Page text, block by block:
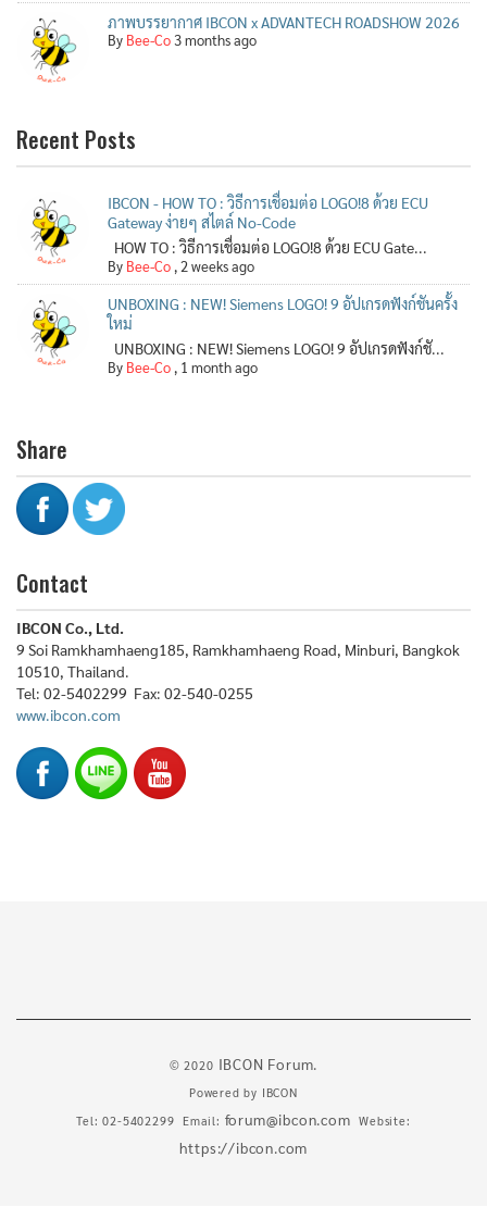
ภาพบรรยากาศ IBCON x ADVANTECH ROADSHOW 2026
By Bee-Co3 months ago
Recent Posts
IBCON - HOW TO : วิธีการเชื่อมต่อ LOGO!8 ด้วย ECU
Gateway ง่ายๆ สไตล์ No-Code
HOW TO : วิธีการเชื่อมต่อ LOGO!8 ด้วย ECU Gate...
By Bee-Co ,2 weeks ago
UNBOXING : NEW! Siemens LOGO! 9 อัปเกรดฟังก์ชันครั้ง
ใหม่
UNBOXING : NEW! Siemens LOGO! 9 อัปเกรดฟังก์ชั...
By Bee-Co , 1 month ago
Share
Contact
IBCON Co., Ltd.
9 Soi Ramkhamhaeng185, Ramkhamhaeng Road, Minburi, Bangkok
10510, Thailand.
Tel: 02-5402299 Fax: 02-540-0255
www.ibcon.com
© 2020 IBCON Forum.
Powered by IBCON
Tel: 02-5402299 Email: forum@ibcon.com Website:
https://ibcon.com